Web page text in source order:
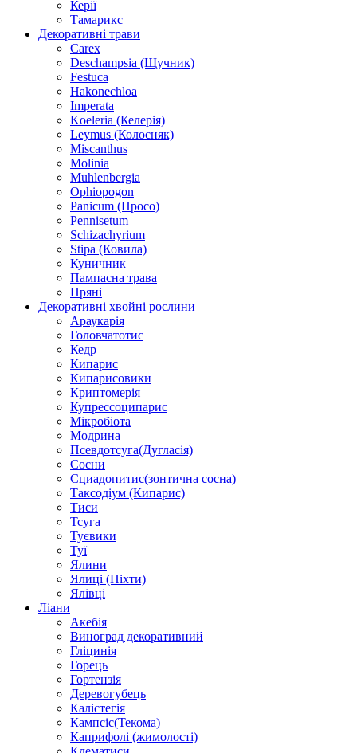
Керії
Тамарикс
Декоративні трави
Carex
Deschampsia (Щучник)
Festuca
Hakonechloa
Imperata
Koeleria (Келерія)
Leymus (Колосняк)
Miscanthus
Molinia
Muhlenbergia
Ophiopogon
Panicum (Просо)
Pennisetum
Schizachyrium
Stipa (Ковила)
Куничник
Пампасна трава
Пряні
Декоративні хвойні рослини
Араукарія
Головчатотис
Кедр
Кипарис
Кипарисовики
Криптомерія
Купрессоципарис
Мікробіота
Модрина
Псевдотсуга(Дугласія)
Сосни
Сциадопитис(зонтична сосна)
Таксодіум (Кипарис)
Тиси
Тсуга
Туєвики
Туї
Ялини
Ялиці (Піхти)
Ялівці
Ліани
Акебія
Виноград декоративний
Гліцинія
Горець
Гортензія
Деревогубець
Калістегія
Кампсіс(Текома)
Каприфолі (жимолості)